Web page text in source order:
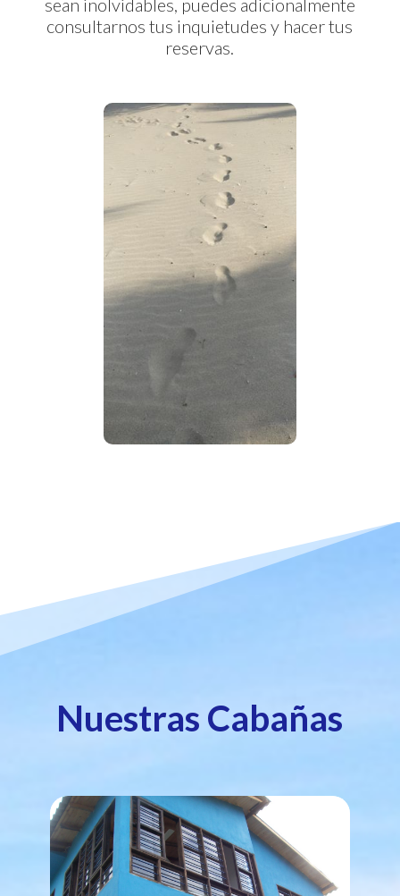
consultarnos tus inquietudes y hacer tus
reservas.
Nuestras Cabañas